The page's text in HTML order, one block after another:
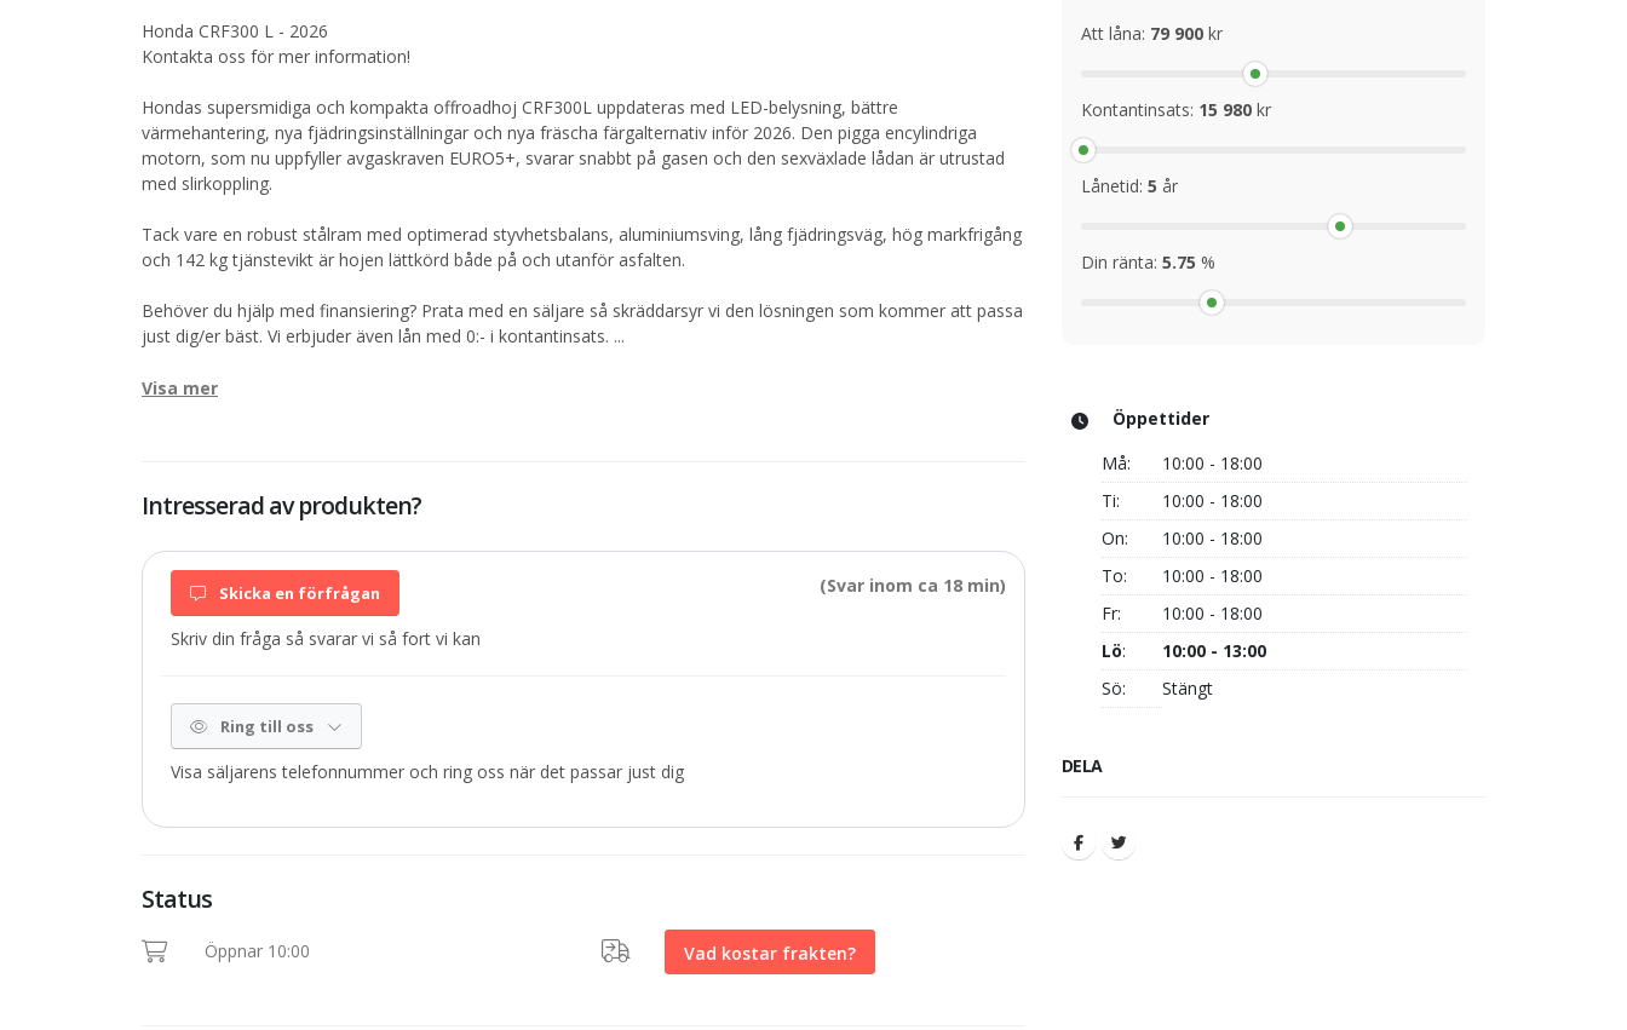
Honda CRF300 L - 2026
Kontakta oss för mer information!
Hondas supersmidiga och kompakta offroadhoj CRF300L uppdateras med LED-belysning, bättre
värmehantering, nya fjädringsinställningar och nya fräscha färgalternativ inför 2026. Den pigga encylindriga
motorn, som nu uppfyller avgaskraven EURO5+, svarar snabbt på gasen och den sexväxlade lådan är utrustad
med slirkoppling.
Tack vare en robust stålram med optimerad styvhetsbalans, aluminiumsving, lång fjädringsväg, hög markfrigång
och 142 kg tjänstevikt är hojen lättkörd både på och utanför asfalten.
Behöver du hjälp med finansiering? Prata med en säljare så skräddarsyr vi den lösningen som kommer att passa
just dig/er bäst. Vi erbjuder även lån med 0:- i kontantinsats. ...
Visa mer
Intresserad av produkten?
Skicka en förfrågan (Svar inom ca 18 min)
Skriv din fråga så svarar vi så fort vi kan
Ring till oss
Visa säljarens telefonnummer och ring oss när det passar just dig
Status
Öppnar 10:00 Vad kostar frakten?
Att låna: 79 900 kr
Kontantinsats: 15 980 kr
Lånetid: 5 år
Din ränta: 5.75 %
Öppettider
Må:
10:00 - 18:00
Ti:
10:00 - 18:00
On:
10:00 - 18:00
To:
10:00 - 18:00
Fr:
10:00 - 18:00
Lö:
10:00 - 13:00
Sö:
Stängt
DELA